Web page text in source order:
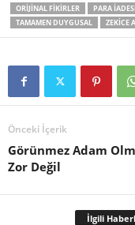
ORIJINAL FIKIRLER
PARA IADESI
TAMAMEN DUYGUSAL
ZEKICE
Önceki İçerik
Görünmez Adam
Zor Değil
İlgili